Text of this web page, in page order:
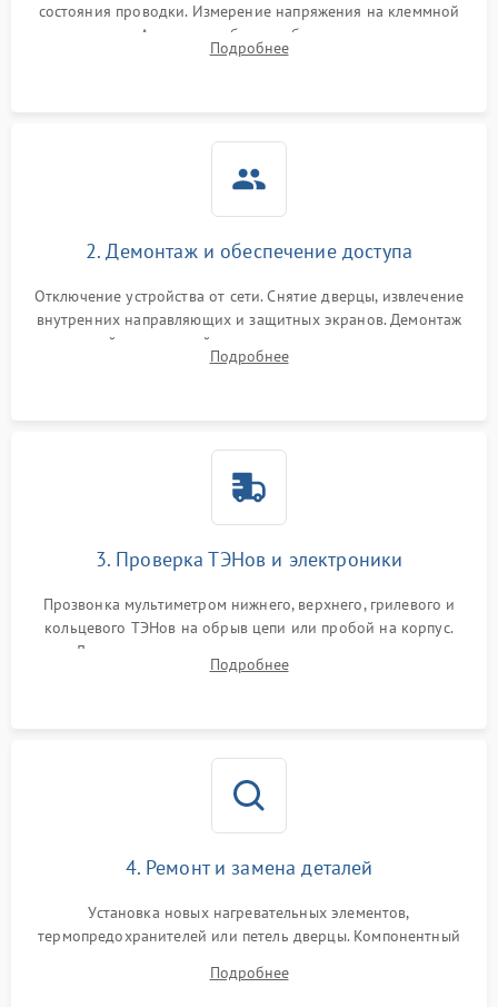
состояния проводки. Измерение напряжения на клеммной
колодке. Анализ жалоб на проблемы с нагревом,
конвекцией, панелью управления или блокировкой дверцы.
Подробнее
2. Демонтаж и обеспечение доступа
Отключение устройства от сети. Снятие дверцы, извлечение
внутренних направляющих и защитных экранов. Демонтаж
задней или верхней панели для прямого доступа к
нагревательным элементам, плате и вентиляторам.
Подробнее
3. Проверка ТЭНов и электроники
Прозвонка мультиметром нижнего, верхнего, грилевого и
кольцевого ТЭНов на обрыв цепи или пробой на корпус.
Диагностика термостата, датчиков температуры,
переключателя режимов и мотора конвекции.
Подробнее
4. Ремонт и замена деталей
Установка новых нагревательных элементов,
термопредохранителей или петель дверцы. Компонентный
выгоревших реле, восстановление контактов и замена
Подробнее